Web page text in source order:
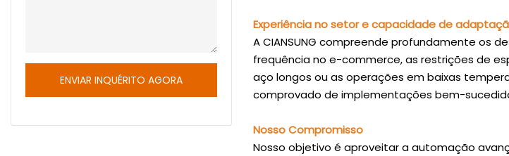
ENVIAR INQUÉRITO AGORA
Experiência no setor e capacidade de
A CIANSUNG compreende profundamente os
frequência no e-commerce, as restrições de
aço longos ou as operações em baixas
comprovado de implementações bem-
Nosso Compromisso
Nosso objetivo é aproveitar a automação